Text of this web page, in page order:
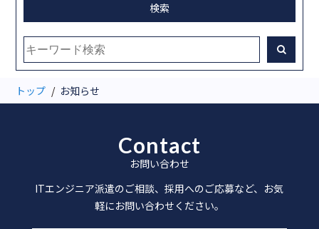
検索
トップ お知らせ
Contact
お問い合わせ
ITエンジニア派遣のご相談、採用へのご応募など、お気
軽にお問い合わせください。